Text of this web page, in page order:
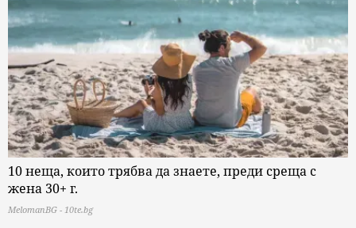
10 неща, които трябва да знаете, преди среща с
жена 30+ г.
MelomanBG - 10te.bg